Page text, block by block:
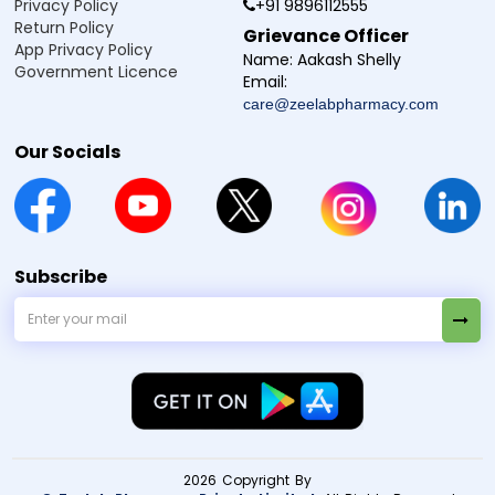
తరచుగా అడిగే ప్రశ్నలు
Q1. ZEELAB Blood Glucose Test Strips అన్ని
glucometers కి సరిపోతాయా?
సాధారణ glucometers కి సరిపోతాయి. పూర్తిగా సరిపోతాయా లేదా
Q2. ఒక pack లో ఎంత strips ఉంటాయి?
Q4. ఈ strips వాడే ముందు నా glucometer ని calibrate
చేయాలా?
Manufacturer / Marketer:
Privacy Policy
Return Policy
App Privacy Policy
Government Licence
+91 9896112555
Grievance Officer
Name: Aakash Shelly
Email:
care@zeelabpharmacy.com
Our Socials
Subscribe
2026 Copyright By